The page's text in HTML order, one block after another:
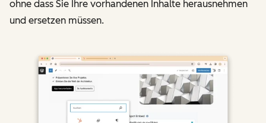
ohne dass Sie Ihre vorhandenen Inhalte herausnehmen
und ersetzen müssen.